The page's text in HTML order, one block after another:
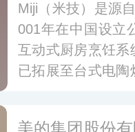
Miji（米技）是源
001年在中国设立
互动式厨房烹饪
已拓展至台式电
美的集团股份